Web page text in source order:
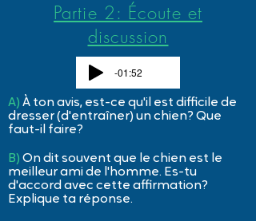
Partie 2: Écoute et
discussion
-01:52
A) À ton avis, est-ce qu'il est difficile de
dresser (d'entraîner) un chien? Que
faut-il faire?
B) On dit souvent que le chien est le
meilleur ami de l'homme. Es-tu
d'accord avec cette affirmation?
Explique ta réponse.